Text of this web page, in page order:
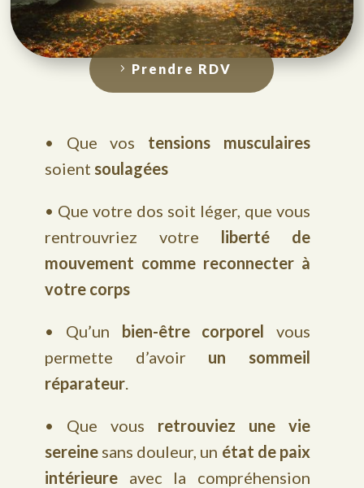
Prendre RDV
• Que vos tensions musculaires
soient soulagées
• Que votre dos soit léger, que vous
rentrouvriez votre liberté de
mouvement comme reconnecter à
votre corps
• Qu’un bien-être corporel vous
permette d’avoir un sommeil
réparateur.
• Que vous retrouviez une vie
sereinesans douleur, un état de paix
intérieureavec la compréhension